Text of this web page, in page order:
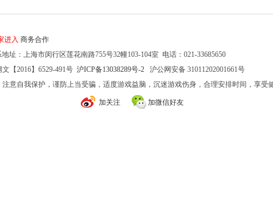
进入 商务合作
址：上海市闵行区莲花南路755号32幢103-104室 电话：021-33685650
【2016】6529-491号 沪ICP备13038289号-2 沪公网安备 31011202001661号
意自我保护，谨防上当受骗，适度游戏益脑，沉迷游戏伤身，合理安排时间，享受
加关注 加微信好友